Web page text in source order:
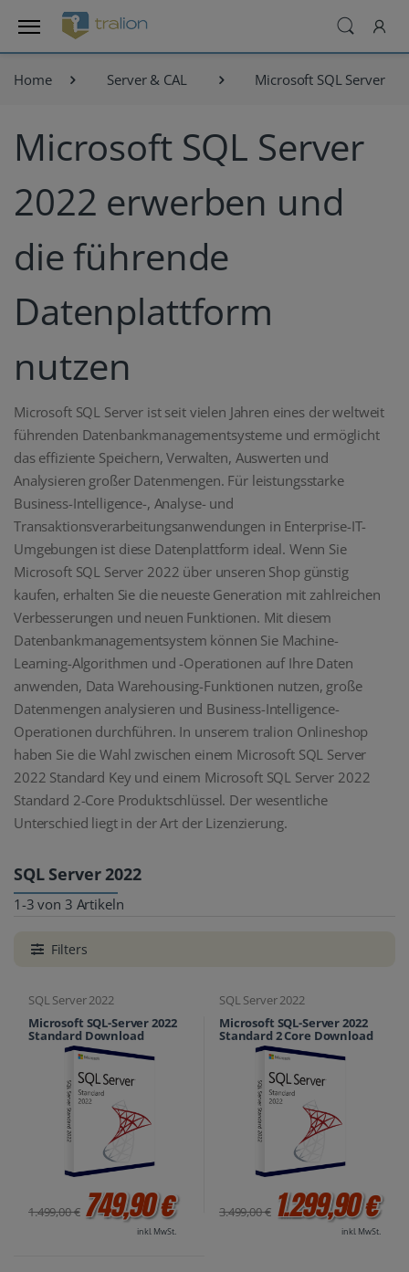
Home Server & CAL Microsoft SQL Server
Microsoft SQL Server
2022 erwerben und
die führende
Datenplattform
nutzen
Microsoft SQL Server ist seit vielen Jahren eines der weltweit
führenden Datenbankmanagementsysteme und ermöglicht
das effiziente Speichern, Verwalten, Auswerten und
Analysieren großer Datenmengen. Für leistungsstarke
Business-Intelligence-, Analyse- und
Transaktionsverarbeitungsanwendungen in Enterprise-IT-
Umgebungen ist diese Datenplattform ideal. Wenn Sie
Microsoft SQL Server 2022 über unseren Shop günstig
kaufen, erhalten Sie die neueste Generation mit zahlreichen
Verbesserungen und neuen Funktionen. Mit diesem
Datenbankmanagementsystem können Sie Machine-
Learning-Algorithmen und -Operationen auf Ihre Daten
anwenden, Data Warehousing-Funktionen nutzen, große
Datenmengen analysieren und Business-Intelligence-
Operationen durchführen. In unserem tralion Onlineshop
haben Sie die Wahl zwischen einem Microsoft SQL Server
2022 Standard Key und einem Microsoft SQL Server 2022
Standard 2-Core Produktschlüssel. Der wesentliche
Unterschied liegt in der Art der Lizenzierung.
SQL Server 2022
1-3 von 3 Artikeln
Filters
SQL Server 2022
Microsoft SQL-Server 2022
Standard Download
1.499,00 € 749,90 €
inkl. MwSt.
SQL Server 2022
Microsoft SQL-Server 2022
Standard 2 Core Download
3.499,00 € 1.299,90 €
inkl. MwSt.